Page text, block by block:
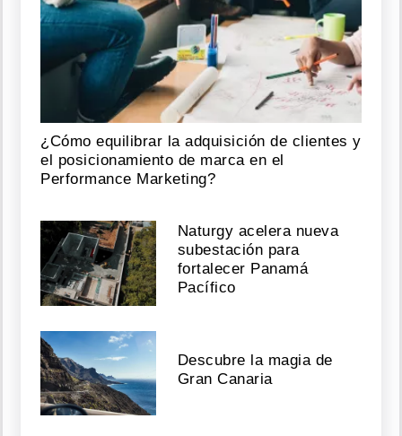
¿Cómo equilibrar la adquisición de clientes y
el posicionamiento de marca en el
Performance Marketing?
Naturgy acelera nueva
subestación para
fortalecer Panamá
Pacífico
Descubre la magia de
Gran Canaria